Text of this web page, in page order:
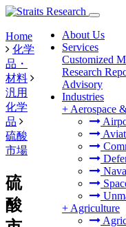
About Us
Services
Customized
Research
Advisory
Industries
+ Aerospace
+ Agriculture
Home
化学
品・
材料
汎用
化学
品
硫酸
市場
硫
酸